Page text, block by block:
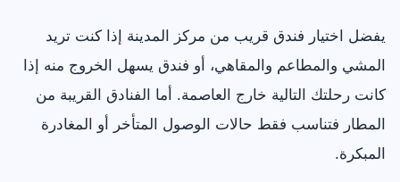
يفضل اختيار فندق قريب من مركز المدينة إذا كنت تريد
المشي والمطاعم والمقاهي، أو فندق يسهل الخروج منه إذا
كانت رحلتك التالية خارج العاصمة. أما الفنادق القريبة من
المطار فتناسب فقط حالات الوصول المتأخر أو المغادرة
المبكرة.